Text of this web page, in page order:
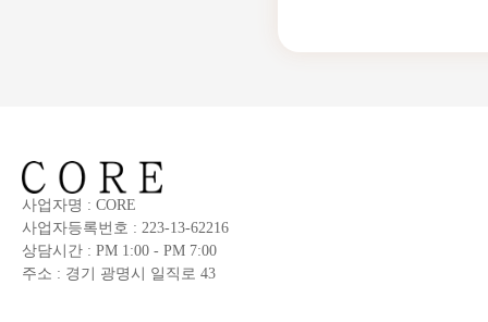
사업자명 : CORE
사업자등록번호 : 223-13-62216
상담시간 : PM 1:00 - PM 7:00
주소 : 경기 광명시 일직로 43